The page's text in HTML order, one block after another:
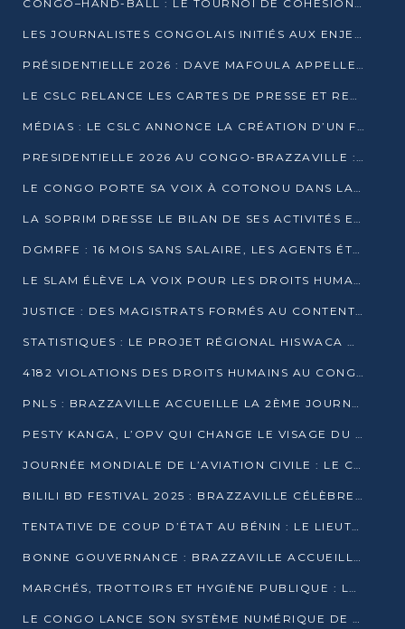
CONGO–HAND-BALL : LE TOURNOI DE COHÉSION ET DE FRATERNITÉ ALLUME SES LAMPIONS À BRAZZAVILLE
LES JOURNALISTES CONGOLAIS INITIÉS AUX ENJEUX DE L’ÉCONOMIE BLEUE
PRÉSIDENTIELLE 2026 : DAVE MAFOULA APPELLE LES CONGOLAIS À UN « NOUVEAU DÉPART »
LE CSLC RELANCE LES CARTES DE PRESSE ET RECONNAÎT OFFICIELLEMENT LES MÉDIAS EN LIGNE
MÉDIAS : LE CSLC ANNONCE LA CRÉATION D’UN FONDS D’APPUI À LA PRESSE
PRESIDENTIELLE 2026 AU CONGO-BRAZZAVILLE : UN CASTING ÉLARGI
LE CONGO PORTE SA VOIX À COTONOU DANS LA LUTTE CONTRE LA TUBERCULOSE
LA SOPRIM DRESSE LE BILAN DE SES ACTIVITÉS ET FIXE DE NOUVELLES PRIORITÉS
DGMRFE : 16 MOIS SANS SALAIRE, LES AGENTS ÉTOUFFENT DANS LE SILENCE
LE SLAM ÉLÈVE LA VOIX POUR LES DROITS HUMAINS À BRAZZAVILLE
JUSTICE : DES MAGISTRATS FORMÉS AU CONTENTIEUX DE LA PROPRIÉTÉ INTELLECTUELLE
STATISTIQUES : LE PROJET RÉGIONAL HISWACA OFFICIELLEMENT LANCÉ AU CONGO
4182 VIOLATIONS DES DROITS HUMAINS AU CONGO EN 2025 SELON LE CAD
PNLS : BRAZZAVILLE ACCUEILLE LA 2ÈME JOURNÉE SCIENTIFIQUE SUR LE VIH/SIDA
PESTY KANGA, L’OPV QUI CHANGE LE VISAGE DU REPORTAGE AU CONGO
JOURNÉE MONDIALE DE L’AVIATION CIVILE : LE CONGO MISE SUR L’INNOVATION ET LA SÉCURITÉ
BILILI BD FESTIVAL 2025 : BRAZZAVILLE CÉLÈBRE DIX ANS DE CRÉATION GRAPHIQUE AFRICAINE
TENTATIVE DE COUP D’ÉTAT AU BÉNIN : LE LIEUTENANT-COLONEL TIGRI S’AUTOPROCLAME CHEF D’UN COMITÉ MILITAIRE
BONNE GOUVERNANCE : BRAZZAVILLE ACCUEILLE LES PREMIÈRES JOURNÉES CONGOLAISES DE L’ÉVALUATION
MARCHÉS, TROTTOIRS ET HYGIÈNE PUBLIQUE : LE GOUVERNEMENT DURCIT LE TON
LE CONGO LANCE SON SYSTÈME NUMÉRIQUE DE VÉRIFICATION DU BOIS